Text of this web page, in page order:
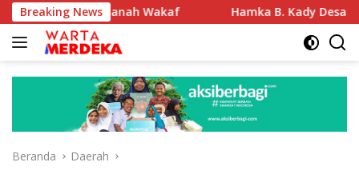
Langsung
ke
konten
Breaking News
Tanah Wakaf Hamka B. Kady Desak Evaluasi
Beranda Daerah